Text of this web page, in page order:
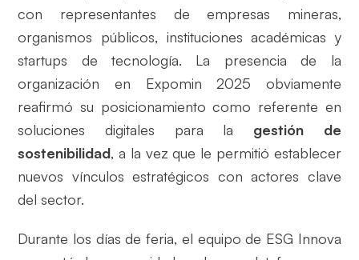
con representantes de empresas mineras,
organismos públicos, instituciones académicas y
startups de tecnología. La presencia de la
organización en Expomin 2025 obviamente
reafirmó su posicionamiento como referente en
soluciones digitales para la gestión de
sostenibilidad, a la vez que le permitió establecer
nuevos vínculos estratégicos con actores clave
del sector.
Durante los días de feria, el equipo de ESG Innova